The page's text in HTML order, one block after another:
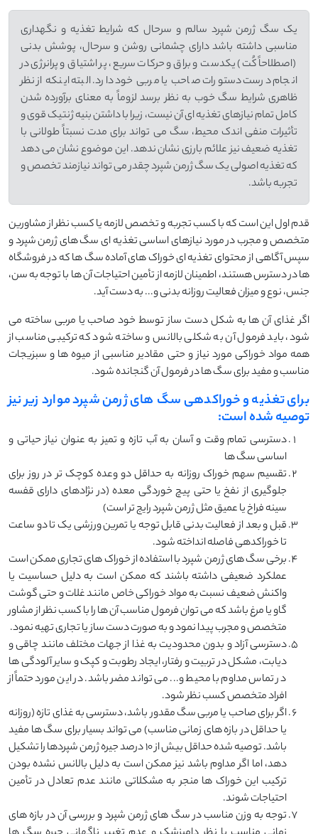
یک سگ ژرمن شپرد سالم و سرحال که شرایط تغذیه و نگهداری
مناسبی داشته باشد دارای چشمانی روشن و سرحال، پوشش بدنی
(اصطلاحاً کُت) یکدست و براق و حرکات سریع، پر اشتیاق و پرانرژی در
انجام درست دستورات صاحب یا مربی خود دارد. البته اینکه از نظر
ظاهری شرایط سگ خوب به نظر برسد لزوماً به معنای برآورده شدن
کامل تمام نیازهای تغذیه ای آن نیست، زیرا با داشتن بنیه ژنتیک قوی و
تأثیرات منفی اندک محیط، سگ می تواند برای مدت نسبتاً طولانی با
تغذیه ضعیف نیز علائم بارزی نشان ندهد. این موضوع نشان می دهد
که تغذیه اصولی یک سگ ژرمن شپرد چقدر می تواند نیازمند تخصص و
تجربه باشد.
قدم اول این است که با کسب تجربه و تخصص لازمه یا کسب نظر از مشاورین
متخصص و مجرب در مورد نیازهای اساسی تغذیه ای سگ های ژرمن شپرد و
سپس آگاهی از محتوای تغذیه ای خوراک های آماده سگ ها که در فروشگاه
ها در دسترس هستند، اطمینان لازمه از تأمین احتیاجات آن ها با توجه به سن،
جنس، نوع و میزان فعالیت روزانه بدنی و... به دست آید.
اگر غذای آن ها به شکل دست ساز توسط خود صاحب یا مربی ساخته می
شود، باید فرمول آن به شکلی بالانس و ساخته شود که ترکیبی مناسب از
همه مواد خوراکی مورد نیاز و حتی مقادیر مناسبی از میوه ها و سبزیجات
مناسب و مفید برای سگ ها در فرمول آن گنجانده شود.
برای تغذیه و خوراکدهی سگ های ژرمن شپرد موارد زیر نیز
توصیه شده است:
دسترسی تمام وقت و آسان به آب تازه و تمیز به عنوان نیاز حیاتی و
اساسی سگ ها
تقسیم سهم خوراک روزانه به حداقل دو وعده کوچک تر در روز برای
جلوگیری از نفخ یا حتی پیچ خوردگی معده (در نژادهای دارای قفسه
سینه فراخ یا عمیق مثل ژرمن شپرد رایج تر است)
قبل و بعد از فعالیت بدنی قابل توجه یا تمرین ورزشی یک تا دو ساعت
تا خوراکدهی فاصله انداخته شود.
برخی سگ های ژرمن شپرد با استفاده از خوراک های تجاری ممکن است
عملکرد ضعیفی داشته باشند که ممکن است به دلیل حساسیت یا
واکنش ضعیف نسبت به مواد خوراکی خاص مانند غلات و حتی گوشت
گاو یا مرغ باشد که می توان فرمول مناسب آن ها را با کسب نظر از مشاور
متخصص و مجرب پیدا نمود و به صورت دست ساز یا تجاری تهیه نمود.
دسترسی آزاد و بدون محدودیت به غذا از جهات مختلف مانند چاقی و
دیابت، مشکل در تربیت و رفتار، ایجاد رطوبت و کپک و سایر آلودگی ها
در تماس مداوم با محیط و... می تواند مضر باشد. در این مورد حتماً از
افراد متخصص کسب نظر شود.
اگر برای صاحب یا مربی سگ مقدور باشد، دسترسی به غذای تازه (روزانه
یا حداقل در بازه های زمانی مناسب) می تواند بسیار برای سگ ها مفید
باشد. توصیه شده حداقل بیش از 10 درصد جیره ژرمن شپردها را تشکیل
دهد، اما اگر مداوم باشد نیز ممکن است به دلیل بالانس نشده بودن
ترکیب این خوراک ها منجر به مشکلاتی مانند عدم تعادل در تأمین
احتیاجات شوند.
توجه به وزن مناسب در سگ های ژرمن شپرد و بررسی آن در بازه های